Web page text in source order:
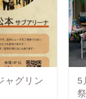
ャグリン
5